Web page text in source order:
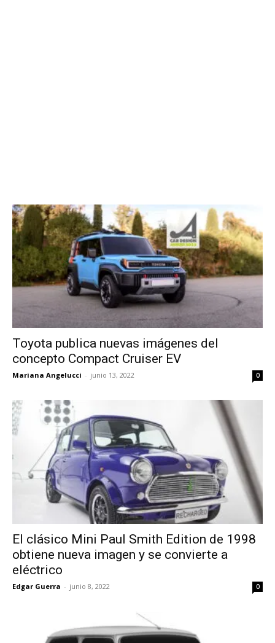
Toyota publica nuevas imágenes del
concepto Compact Cruiser EV
Mariana Angelucci - junio 13, 2022 0
El clásico Mini Paul Smith Edition de 1998
obtiene nueva imagen y se convierte a
eléctrico
Edgar Guerra - junio 8, 2022 0